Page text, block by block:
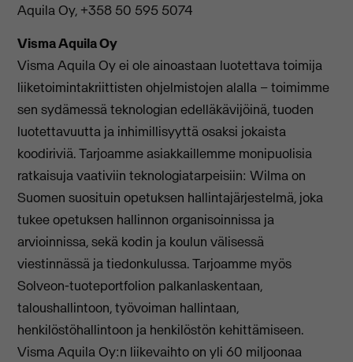
Aquila Oy, +358 50 595 5074
Visma Aquila Oy
Visma Aquila Oy ei ole ainoastaan luotettava toimija
liiketoimintakriittisten ohjelmistojen alalla – toimimme
sen sydämessä teknologian edelläkävijöinä, tuoden
luotettavuutta ja inhimillisyyttä osaksi jokaista
koodiriviä. Tarjoamme asiakkaillemme monipuolisia
ratkaisuja vaativiin teknologiatarpeisiin: Wilma on
Suomen suosituin opetuksen hallintajärjestelmä, joka
tukee opetuksen hallinnon organisoinnissa ja
arvioinnissa, sekä kodin ja koulun välisessä
viestinnässä ja tiedonkulussa. Tarjoamme myös
Solveon-tuoteportfolion palkanlaskentaan,
taloushallintoon, työvoiman hallintaan,
henkilöstöhallintoon ja henkilöstön kehittämiseen.
Visma Aquila Oy:n liikevaihto on yli 60 miljoonaa